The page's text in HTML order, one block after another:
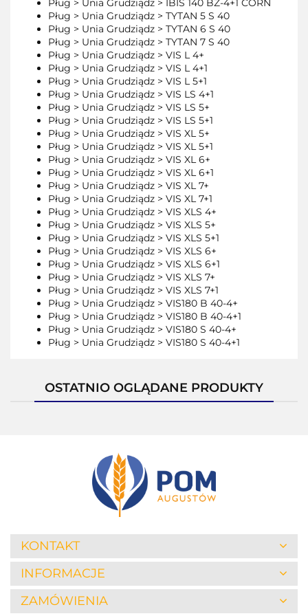
Pług > Unia Grudziądz > IBIS 140 BZ-4+1 CORN
Pług > Unia Grudziądz > TYTAN 5 S 40
Pług > Unia Grudziądz > TYTAN 6 S 40
Pług > Unia Grudziądz > TYTAN 7 S 40
Pług > Unia Grudziądz > VIS L 4+
Pług > Unia Grudziądz > VIS L 4+1
Pług > Unia Grudziądz > VIS L 5+1
Pług > Unia Grudziądz > VIS LS 4+1
Pług > Unia Grudziądz > VIS LS 5+
Pług > Unia Grudziądz > VIS LS 5+1
Pług > Unia Grudziądz > VIS XL 5+
Pług > Unia Grudziądz > VIS XL 5+1
Pług > Unia Grudziądz > VIS XL 6+
Pług > Unia Grudziądz > VIS XL 6+1
Pług > Unia Grudziądz > VIS XL 7+
Pług > Unia Grudziądz > VIS XL 7+1
Pług > Unia Grudziądz > VIS XLS 4+
Pług > Unia Grudziądz > VIS XLS 5+
Pług > Unia Grudziądz > VIS XLS 5+1
Pług > Unia Grudziądz > VIS XLS 6+
Pług > Unia Grudziądz > VIS XLS 6+1
Pług > Unia Grudziądz > VIS XLS 7+
Pług > Unia Grudziądz > VIS XLS 7+1
Pług > Unia Grudziądz > VIS180 B 40-4+
Pług > Unia Grudziądz > VIS180 B 40-4+1
Pług > Unia Grudziądz > VIS180 S 40-4+
Pług > Unia Grudziądz > VIS180 S 40-4+1
OSTATNIO OGLĄDANE PRODUKTY
KONTAKT
INFORMACJE
ZAMÓWIENIA